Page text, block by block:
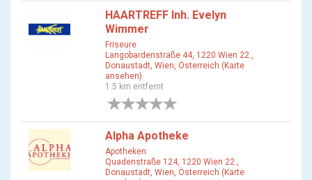
HAARTREFF Inh. Evelyn
Wimmer
Friseure
Langobardenstraße 44, 1220 Wien 22.,
Donaustadt, Wien, Österreich (Karte
ansehen)
1.5 km entfernt
Alpha Apotheke
Apotheken
Quadenstraße 124, 1220 Wien 22.,
Donaustadt, Wien, Österreich (Karte